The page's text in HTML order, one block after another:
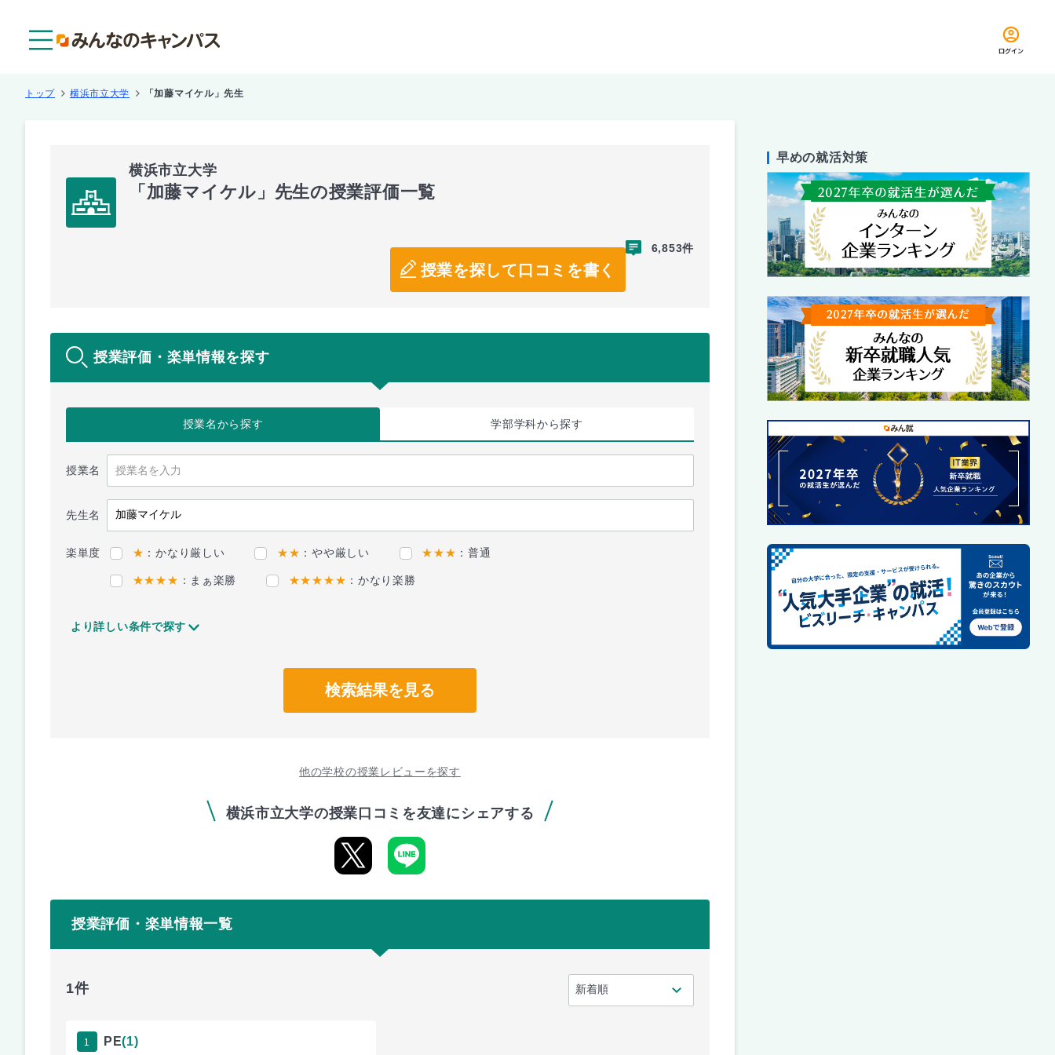
ログイン
トップ 横浜市立大学 「加藤マイケル」先生
横浜市立大学
「加藤マイケル」先生の授業評価一覧
授業を探して口コミを書く
6,853件
授業評価・楽単情報を探す
授業名から探す 学部学科から探す
授業名
先生名
楽単度 ★ ：かなり厳しい ★★ ：やや厳しい ★★★ ：普通
★★★★ ：まぁ楽勝 ★★★★★ ：かなり楽勝
より詳しい条件で探す
検索結果を見る
他の学校の授業レビューを探す
横浜市立大学の授業口コミを友達にシェアする
授業評価・楽単情報一覧
1件
1 PE(1)
早めの就活対策